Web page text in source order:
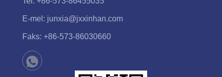
E-mel: junxia@jxxinhan.com
Faks: +86-573-86030660